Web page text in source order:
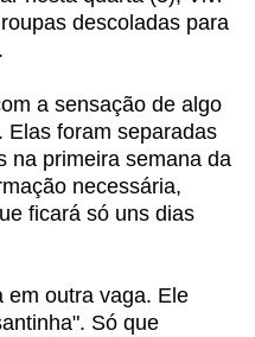
descoladas para
a sensação de algo
Elas foram separadas
na primeira semana da
necessária,
ficará só uns dias
em outra vaga. Ele
Só que